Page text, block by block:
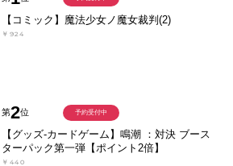
【コミック】魔法少女ノ魔女裁判(2)
￥924
第2位
【グッズ-カードゲーム】鳴潮 ：対決 ブース
ターパック第一弾【ポイント2倍】
￥440
予約受付中